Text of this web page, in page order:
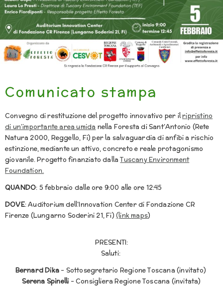
Comunicato stampa
Convegno di restituzione del progetto innovativo per ilripristino
di un’importante area umida nella Foresta di Sant’Antonio (Rete
Natura 2000, Reggello, Fi) per la salvaguardia di anfibi a rischio
estinzione, mediante un attivo, concreto e reale protagonismo
giovanile. Progetto finanziato dallaTuscany Environment
Foundation.
QUANDO: 5 febbraio dalle ore 9:00 alle ore 12:45
DOVE: Auditorium dell’Innovation Center di Fondazione CR
Firenze (Lungarno Soderini 21, Fi) (link maps)
PRESENTI:
Saluti:
Bernard Dika – Sottosegretario Regione Toscana (invitato)
Serena Spinelli – Consigliera Regione Toscana (invitata)